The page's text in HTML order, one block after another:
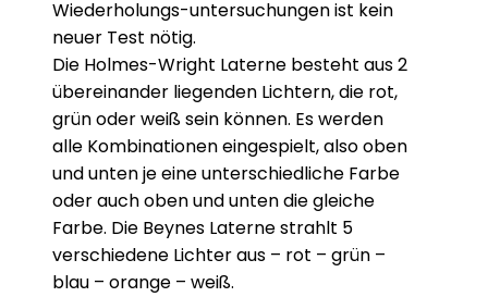
Wiederholungs-untersuchungen ist kein
neuer Test nötig.
Die Holmes-Wright Laterne besteht aus 2
übereinander liegenden Lichtern, die rot,
grün oder weiß sein können. Es werden
alle Kombinationen eingespielt, also oben
und unten je eine unterschiedliche Farbe
oder auch oben und unten die gleiche
Farbe. Die Beynes Laterne strahlt 5
verschiedene Lichter aus – rot – grün –
blau – orange – weiß.